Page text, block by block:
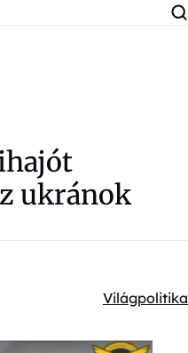
ukránok
Kategóriák:
Világpolitika